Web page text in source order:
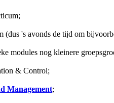
's avonds de tijd om
modules nog kleinere
& Control;
Management;